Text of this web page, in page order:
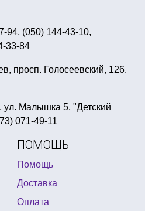
вечеринки
шаров купить
купить
украина
94, (050) 144-43-10,
33-84
просп. Голосеевский, 126.
ул. Малышка 5, "Детский
071-49-11
ПОМОЩЬ
Помощь
Доставка
Оплата